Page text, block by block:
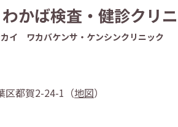
かば検査・健診クリ
イ ワカバケンサ・ケンシンクリニック
区都賀2-24-1（地図）